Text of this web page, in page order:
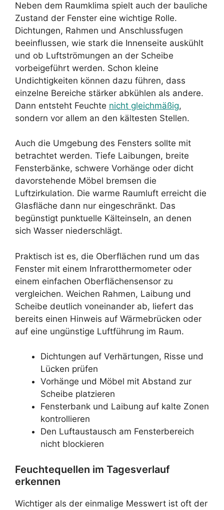
Neben dem Raumklima spielt auch der bauliche
Zustand der Fenster eine wichtige Rolle.
Dichtungen, Rahmen und Anschlussfugen
beeinflussen, wie stark die Innenseite auskühlt
und ob Luftströmungen an der Scheibe
vorbeigeführt werden. Schon kleine
Undichtigkeiten können dazu führen, dass
einzelne Bereiche stärker abkühlen als andere.
Dann entsteht Feuchte nicht gleichmäßig,
sondern vor allem an den kältesten Stellen.
Auch die Umgebung des Fensters sollte mit
betrachtet werden. Tiefe Laibungen, breite
Fensterbänke, schwere Vorhänge oder dicht
davorstehende Möbel bremsen die
Luftzirkulation. Die warme Raumluft erreicht die
Glasfläche dann nur eingeschränkt. Das
begünstigt punktuelle Kälteinseln, an denen
sich Wasser niederschlägt.
Praktisch ist es, die Oberflächen rund um das
Fenster mit einem Infrarotthermometer oder
einem einfachen Oberflächensensor zu
vergleichen. Weichen Rahmen, Laibung und
Scheibe deutlich voneinander ab, liefert das
bereits einen Hinweis auf Wärmebrücken oder
auf eine ungünstige Luftführung im Raum.
Dichtungen auf Verhärtungen, Risse und
Lücken prüfen
Vorhänge und Möbel mit Abstand zur
Scheibe platzieren
Fensterbank und Laibung auf kalte Zonen
kontrollieren
Den Luftaustausch am Fensterbereich
nicht blockieren
Feuchtequellen im Tagesverlauf
erkennen
Wichtiger als der einmalige Messwert ist oft der